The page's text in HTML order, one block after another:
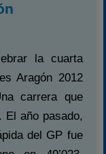
la cuarta
Aragón 2012
carrera que
El año pasado,
del GP fue